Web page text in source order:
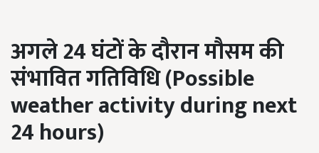
अगले24घंटों के दौरान मौसम की
संभावित गतिविधि (Possible
weather activity during next
24 hours)